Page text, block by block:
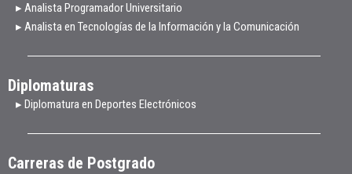
▸ Analista Programador Universitario
▸ Analista en Tecnologías de la Información y la Comunicación
Diplomaturas
▸ Diplomatura en Deportes Electrónicos
Carreras de Postgrado